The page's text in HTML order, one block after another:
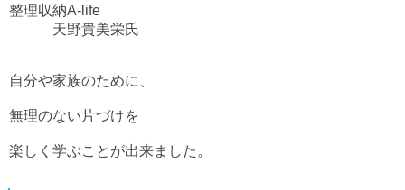
整理収納A-life
天野貴美栄氏
自分や家族のために、
無理のない片づけを
楽しく学ぶことが出来ました。